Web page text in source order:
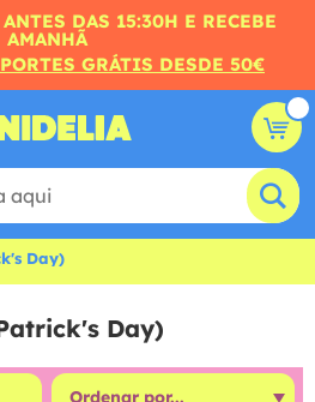
DAS 15:30H E RECEBE
AMANHÃ
GRÁTIS DESDE 50€
Day)
Day)